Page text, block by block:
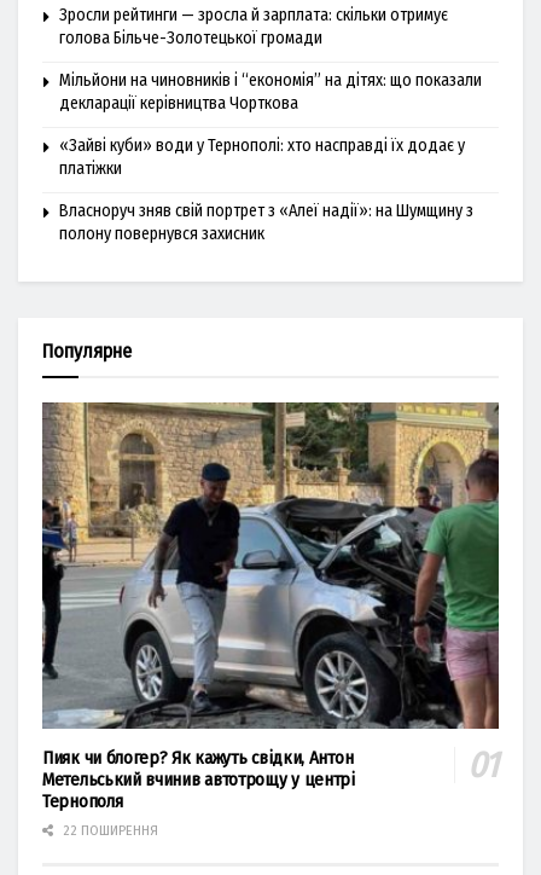
Зросли рейтинги — зросла й зарплата: скільки отримує
голова Більче-Золотецької громади
Мільйони на чиновників і “економія” на дітях: що показали
декларації керівництва Чорткова
«Зайві куби» води у Тернополі: хто насправді їх додає у
платіжки
Власноруч зняв свій портрет з «Алеї надії»: на Шумщину з
полону повернувся захисник
Популярне
Пияк чи блогер? Як кажуть свідки, Антон
Метельський вчинив автотрощу у центрі
Тернополя
22 ПОШИРЕННЯ